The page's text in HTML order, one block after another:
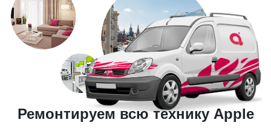
Ремонтируем всю технику Apple